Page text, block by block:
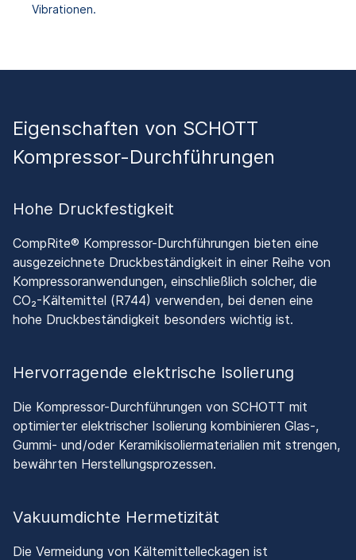
Vibrationen.
Eigenschaften von SCHOTT
Kompressor-Durchführungen
Hohe Druckfestigkeit
CompRite® Kompressor-Durchführungen bieten eine
ausgezeichnete Druckbeständigkeit in einer Reihe von
Kompressoranwendungen, einschließlich solcher, die
CO₂-Kältemittel (R744) verwenden, bei denen eine
hohe Druckbeständigkeit besonders wichtig ist.
Hervorragende elektrische Isolierung
Die Kompressor-Durchführungen von SCHOTT mit
optimierter elektrischer Isolierung kombinieren Glas-,
Gummi- und/oder Keramikisoliermaterialien mit strengen,
bewährten Herstellungsprozessen.
Vakuumdichte Hermetizität
Die Vermeidung von Kältemittelleckagen ist